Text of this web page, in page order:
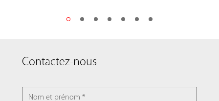
Contactez-nous
NOM ET PRÉNOM